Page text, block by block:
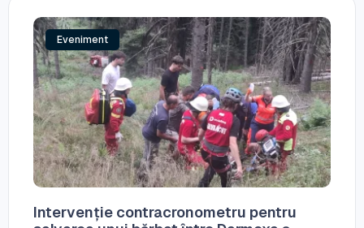
Eveniment
Intervenție contracronometru pentru